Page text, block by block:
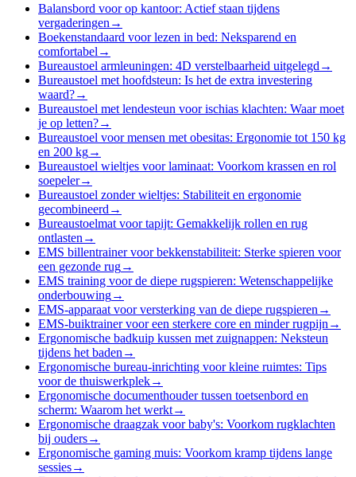
Balansbord voor op kantoor: Actief staan tijdens
vergaderingen →
Boekenstandaard voor lezen in bed: Neksparend en
comfortabel →
Bureaustoel armleuningen: 4D verstelbaarheid uitgelegd →
Bureaustoel met hoofdsteun: Is het de extra investering
waard?→
Bureaustoel met lendesteun voor ischias klachten: Waar moet
je op letten?→
Bureaustoel voor mensen met obesitas: Ergonomie tot 150 kg
en 200 kg→
Bureaustoel wieltjes voor laminaat: Voorkom krassen en rol
soepeler→
Bureaustoel zonder wieltjes: Stabiliteit en ergonomie
gecombineerd →
Bureaustoelmat voor tapijt: Gemakkelijk rollen en rug
ontlasten →
EMS billentrainer voor bekkenstabiliteit: Sterke spieren voor
een gezonde rug→
EMS training voor de diepe rugspieren: Wetenschappelijke
onderbouwing→
EMS-apparaat voor versterking van de diepe rugspieren →
EMS-buiktrainer voor een sterkere core en minder rugpijn →
Ergonomische badkuip kussen met zuignappen: Neksteun
tijdens het baden →
Ergonomische bureau-inrichting voor kleine ruimtes: Tips
voor de thuiswerkplek→
Ergonomische documenthouder tussen toetsenbord en
scherm: Waarom het werkt→
Ergonomische draagzak voor baby's: Voorkom rugklachten
bij ouders→
Ergonomische gaming muis: Voorkom kramp tijdens lange
sessies→